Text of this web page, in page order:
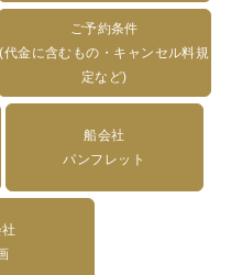
ご予約条件
(代金に含むもの・キャンセル料規
定など)
船会社
パンフレット